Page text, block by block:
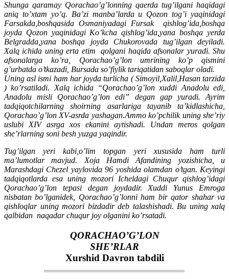
Shunga qaramay Qorachao’g’lonning qaerda tug’ilgani haqidagi
aniq to’xtam yo’q. Ba’zi manba’larda u Qozon tog’i yaqinidagi
Farsakda,boshqasida Osmaniyadagi Fursak qishlog’ida,boshqa
joyda Qozon yaqinidagi Ko’kcha qishlog’ida,yana boshqa yerda
Belgradda,yana boshqa joyda Chukorovada tug’ilgan deyiladi.
Xalq ichida uning erta etim qolgani haqida afsonalar yuradi. Shu
afsonalarga ko’ra, Qorachao’g’lon umrining ko’p qismini
g’urbatda o’tkazadi, Bursada so’fiylik tariqatidan saboqlar oladi.
Uning asl ismi ham har joyda turlicha ( Simoyil,Xalil,Hasan tarzida
) ko’rsatiladi. Xalq ichida “Qorachao’g’lon xuddi Anadolu edi,
Anadolu misli Qorachao’g’lon edi” degan gap yuradi. Ayrim
tadqiqotchilarning shoirning asarlariga tayanib ta’kidlashicha,
Qorachao’g’lon XV-asrda yashagan.Ammo ko’pchilik uning she’riy
uslubi XIV asrga xos ekanini aytishadi. Undan meros qolgan
she’rlarning soni besh yuzga yaqindir.
Tug’ilgan yeri kabi,o’lim topgan yeri xususida ham turli
ma’lumotlar mavjud. Xoja Hamdi Afandining yozishicha, u
Marashdagi Chezel yaylovida 96 yoshida olamdan o’tgan. Keyingi
tadqiqotlarda esa uning mozori Icheldagi Chuqur qishlog’idagi
Qorachao’g’lon tepasi degan joydadir. Xuddi Yunus Emroga
nisbatan bo’lganidek, Qorachao’g’lonni ham bir qator shahar va
qishloqlar uning mozori bizdadir deb talashishadi. Bu uning xalq
qalbidan naqadar chuqur joy olganini ko’rsatadi.
QORACHAO’G’LON
SHE’RLAR
Xurshid Davron tabdili